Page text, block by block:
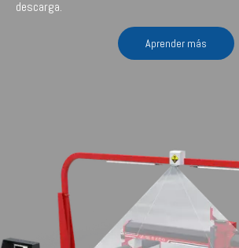
descarga.
Aprender más